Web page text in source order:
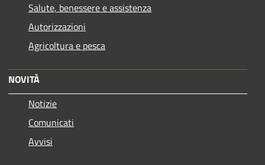
Salute, benessere e assistenza
Autorizzazioni
Agricoltura e pesca
NOVITÀ
Notizie
Comunicati
Avvisi